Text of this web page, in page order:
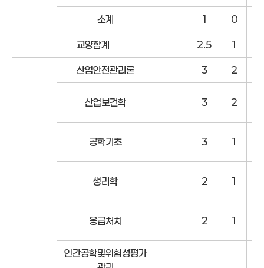
소계 1 0
교양합계 2.5 1
산업안전관리론 3 2
산업보건학 3 2
공학기초 3 1
생리학 2 1
응급처치 2 1
인간공학및위험성평가